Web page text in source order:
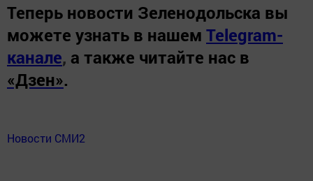
Теперь новости Зеленодольска вы
можете узнать в нашем Telegram-
канале, а также читайте нас в
«Дзен».
Новости СМИ2